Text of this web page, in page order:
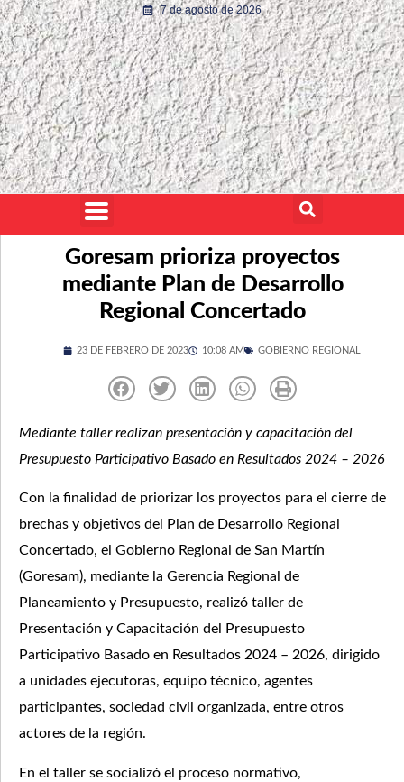
7 de agosto de 2026
Goresam prioriza proyectos
mediante Plan de Desarrollo
Regional Concertado
23 DE FEBRERO DE 2023 10:08 AM GOBIERNO REGIONAL
Mediante taller realizan presentación y capacitación del
Presupuesto Participativo Basado en Resultados 2024 – 2026
Con la finalidad de priorizar los proyectos para el cierre de
brechas y objetivos del Plan de Desarrollo Regional
Concertado, el Gobierno Regional de San Martín
(Goresam), mediante la Gerencia Regional de
Planeamiento y Presupuesto, realizó taller de
Presentación y Capacitación del Presupuesto
Participativo Basado en Resultados 2024 – 2026, dirigido
a unidades ejecutoras, equipo técnico, agentes
participantes, sociedad civil organizada, entre otros
actores de la región.
En el taller se socializó el proceso normativo,